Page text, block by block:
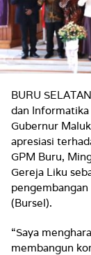
BURU
dan
Gubernur
apresiasi
GPM Buru,
Gereja Liku
pengembangan
(Bursel).
“Saya
membangun